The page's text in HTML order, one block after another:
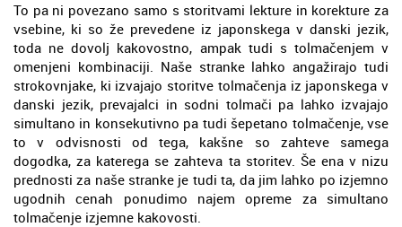
To pa ni povezano samo s storitvami lekture in korekture za
vsebine, ki so že prevedene iz japonskega v danski jezik,
toda ne dovolj kakovostno, ampak tudi s tolmačenjem v
omenjeni kombinaciji. Naše stranke lahko angažirajo tudi
strokovnjake, ki izvajajo storitve tolmačenja iz japonskega v
danski jezik, prevajalci in sodni tolmači pa lahko izvajajo
simultano in konsekutivno pa tudi šepetano tolmačenje, vse
to v odvisnosti od tega, kakšne so zahteve samega
dogodka, za katerega se zahteva ta storitev. Še ena v nizu
prednosti za naše stranke je tudi ta, da jim lahko po izjemno
ugodnih cenah ponudimo najem opreme za simultano
tolmačenje izjemne kakovosti.